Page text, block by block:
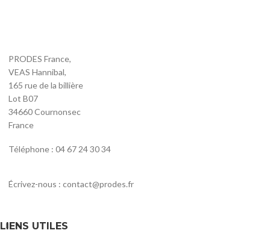
PRODES France,
VEAS Hannibal,
165 rue de la billière
Lot B07
34660 Cournonsec
France
Téléphone : 04 67 24 30 34
Écrivez-nous : contact@prodes.fr
LIENS UTILES